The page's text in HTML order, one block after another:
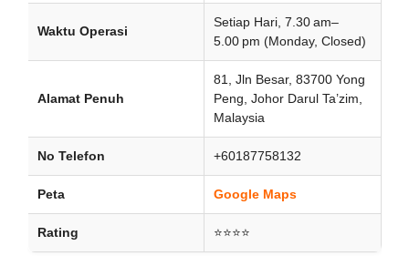
Waktu Operasi
Setiap Hari, 7.30 am–
5.00 pm (Monday, Closed)
Alamat Penuh
81, Jln Besar, 83700 Yong
Peng, Johor Darul Ta’zim,
Malaysia
No Telefon +60187758132
Peta Google Maps
Rating ⭐⭐⭐⭐